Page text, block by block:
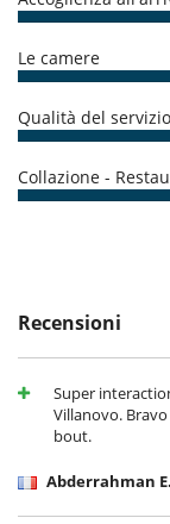
Le camere
Qualità del servizio
Collazione -
Recensioni
Super
Villanovo.
bout.
Abderrahman E.